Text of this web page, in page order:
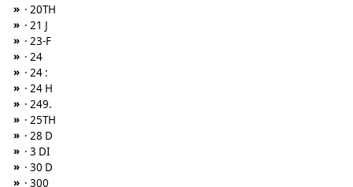
» · 20TH
» · 21 J
» · 23-F
» · 24
» · 24 :
» · 24 H
» · 249.
» · 25TH
» · 28 D
» · 3 DI
» · 30 D
» · 300